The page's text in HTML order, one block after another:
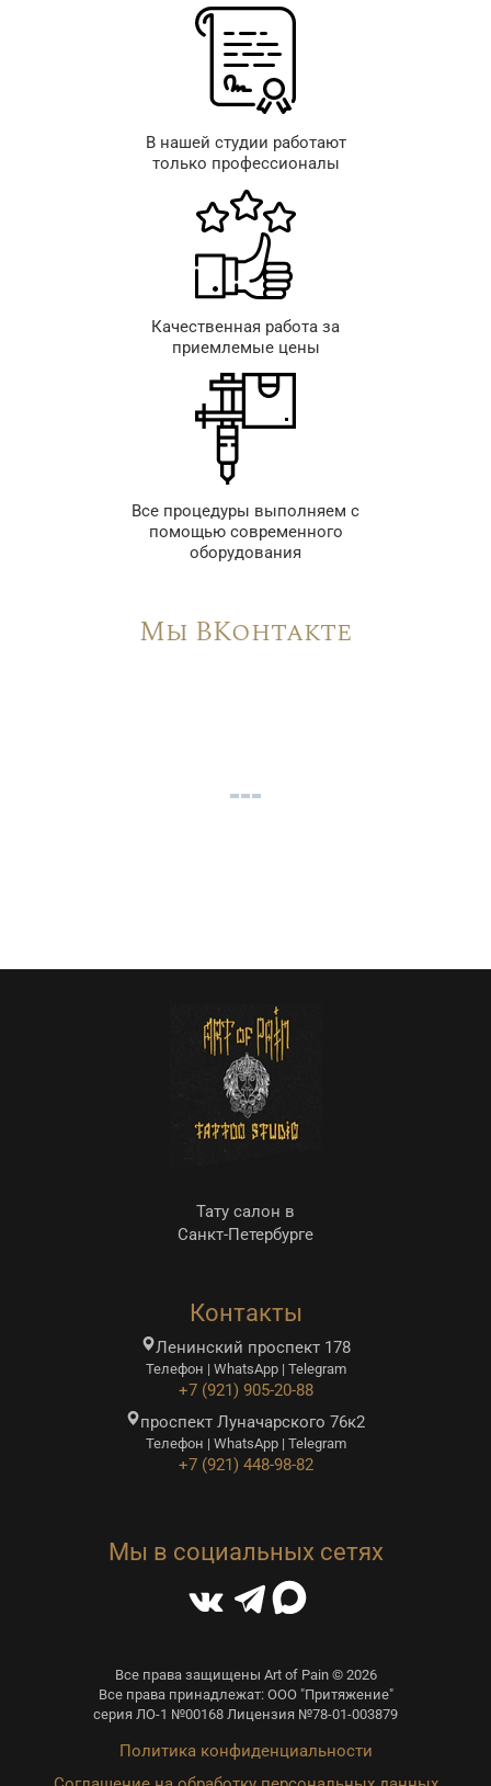
В нашей студии работают
только профессионалы
Качественная работа за
приемлемые цены
Все процедуры выполняем с
помощью современного
оборудования
Мы ВКонтакте
Тату салон в
Санкт-Петербурге
Контакты
Ленинский проспект 178
Телефон | WhatsApp | Telegram
+7 (921) 905-20-88
проспект Луначарского 76к2
Телефон | WhatsApp | Telegram
+7 (921) 448-98-82
Мы в социальных сетях
Все права защищены Art of Pain © 2026
Все права принадлежат: ООО "Притяжение"
серия ЛО-1 №00168 Лицензия №78-01-003879
Политика конфиденциальности